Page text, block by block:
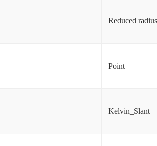
Reduced radius
Point
Kelvin_Slant